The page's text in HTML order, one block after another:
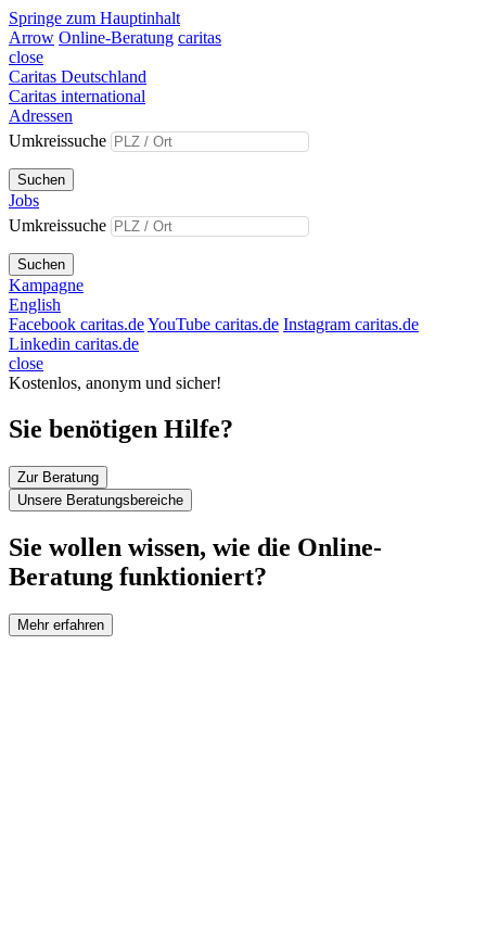
Springe zum Hauptinhalt
Arrow Online-Beratung caritas
close
Caritas Deutschland
Caritas international
Adressen
Umkreissuche
Suchen
Jobs
Umkreissuche
Suchen
Kampagne
English
Facebook caritas.deYouTube caritas.de Instagram caritas.de
Linkedin caritas.de
close
Kostenlos, anonym und sicher!
Sie benötigen Hilfe?
Zur Beratung
Unsere Beratungsbereiche
Sie wollen wissen, wie die Online-
Beratung funktioniert?
Mehr erfahren